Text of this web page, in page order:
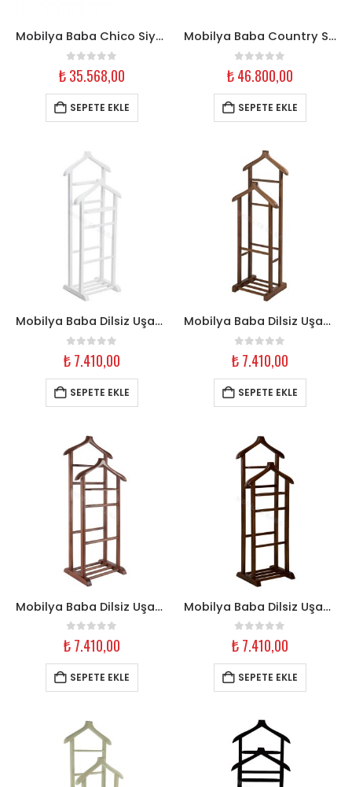
Mobilya Baba Chico Siyah Eskitme Orta Sehpa
₺35.568,00
SEPETE EKLE
Mobilya Baba Country Sedef Lake Çalışma Masası – 145 cm
₺46.800,00
SEPETE EKLE
Mobilya Baba Dilsiz Uşak Askılık – Çift Tepe Beyaz Ahşap
₺7.410,00
SEPETE EKLE
Mobilya Baba Dilsiz Uşak Askılık – Çift Tepe Ceviz Ahşap
₺7.410,00
SEPETE EKLE
Mobilya Baba Dilsiz Uşak Askılık – Çift Tepe Fındık Ceviz Ahşap
out of 5
₺7.410,00
SEPETE EKLE
Mobilya Baba Dilsiz Uşak Askılık – Çift Tepe Koyu Ceviz Ahşap
out of 5
₺7.410,00
SEPETE EKLE